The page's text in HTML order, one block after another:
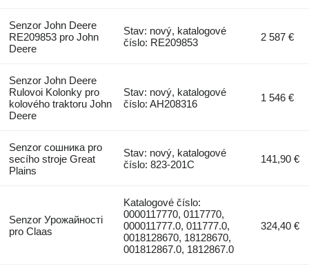
Senzor John Deere
RE209853 pro John
Deere
Stav: nový, katalogové
číslo: RE209853
2 587 €
Senzor John Deere
Rulovoi Kolonky pro
kolového traktoru John
Deere
Stav: nový, katalogové
číslo: AH208316
1 546 €
Senzor сошника pro
secího stroje Great
Plains
Stav: nový, katalogové
číslo: 823-201C
141,90 €
Senzor Урожайності
pro Claas
Katalogové číslo:
0000117770, 0117770,
000011777.0, 011777.0,
0018128670, 18128670,
001812867.0, 1812867.0
324,40 €